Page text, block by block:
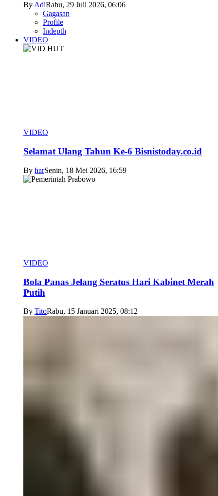
ByAdiRabu, 29 Juli 2026, 06:06
Gagasan
Profile
Indepth
VIDEO
VIDEO
Selamat Ulang Tahun Ke-6 Bisnistoday.co.id
By harSenin, 18 Mei 2026, 16:59
VIDEO
Bola Panas Jelang Seratus Hari Kabinet Merah
Putih
By TitoRabu, 15 Januari 2025, 08:12